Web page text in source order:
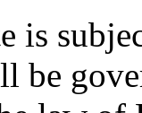
is
be